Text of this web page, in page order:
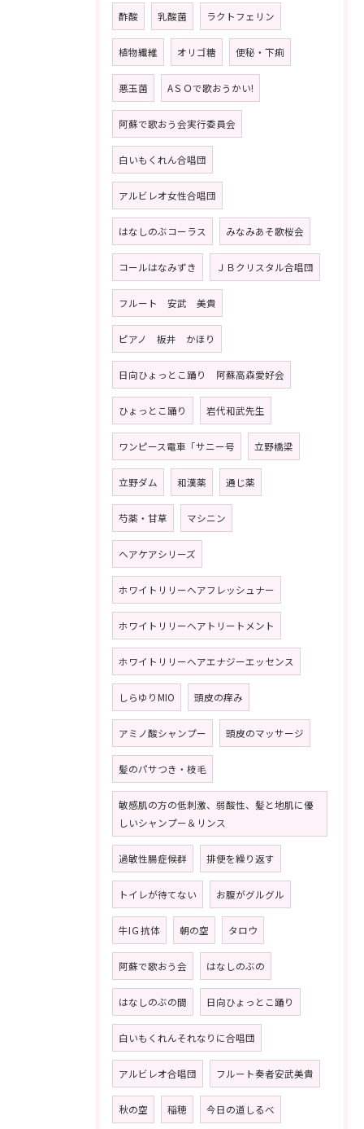
酢酸 乳酸菌 ラクトフェリン
植物繊維 オリゴ糖 便秘・下痢
悪玉菌 AＳＯで歌おうかい!
阿蘇で歌おう会実行委員会
白いもくれん合唱団
アルビレオ女性合唱団
はなしのぶコーラス みなみあそ歌桜会
コールはなみずき ＪＢクリスタル合唱団
フルート 安武 美貴
ピアノ 板井 かほり
日向ひょっとこ踊り 阿蘇高森愛好会
ひょっとこ踊り 岩代和武先生
ワンピース電車「サニー号 立野橋梁
立野ダム 和漢薬 通じ薬
芍薬・甘草 マシニン
ヘアケアシリーズ
ホワイトリリーヘアフレッシュナー
ホワイトリリーヘアトリートメント
ホワイトリリーヘアエナジーエッセンス
しらゆりMIO 頭皮の痒み
アミノ酸シャンプー 頭皮のマッサージ
髪のパサつき・枝毛
敏感肌の方の低刺激、弱酸性、髪と地肌に優
しいシャンプー＆リンス
過敏性腸症候群 排便を繰り返す
トイレが待てない お腹がグルグル
牛IＧ抗体 朝の空 タロウ
阿蘇で歌おう会 はなしのぶの
はなしのぶの間 日向ひょっとこ踊り
白いもくれんそれなりに合唱団
アルビレオ合唱団 フルート奏者安武美貴
秋の空 稲穂 今日の道しるべ